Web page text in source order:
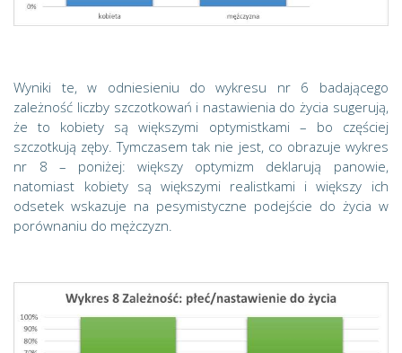
Wyniki te, w odniesieniu do wykresu nr 6 badającego
zależność liczby szczotkowań i nastawienia do życia sugerują,
że to kobiety są większymi optymistkami – bo częściej
szczotkują zęby. Tymczasem tak nie jest, co obrazuje wykres
nr 8 – poniżej: większy optymizm deklarują panowie,
natomiast kobiety są większymi realistkami i większy ich
odsetek wskazuje na pesymistyczne podejście do życia w
porównaniu do mężczyzn.